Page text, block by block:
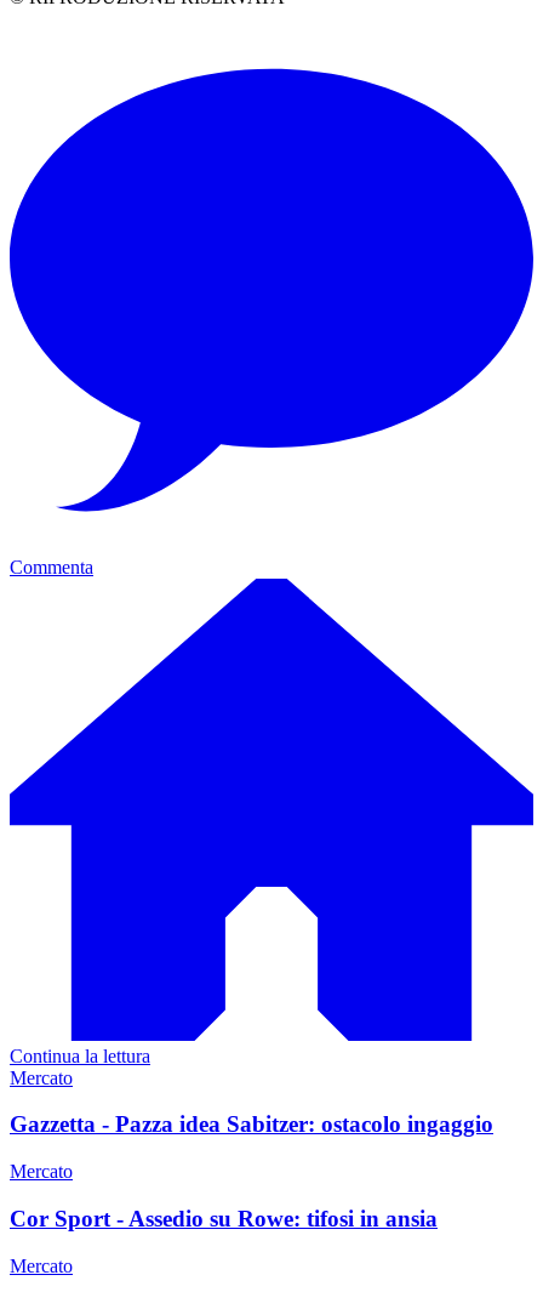
Commenta
Continua la lettura
Mercato
Gazzetta - Pazza idea Sabitzer: ostacolo ingaggio
Mercato
Cor Sport - Assedio su Rowe: tifosi in ansia
Mercato